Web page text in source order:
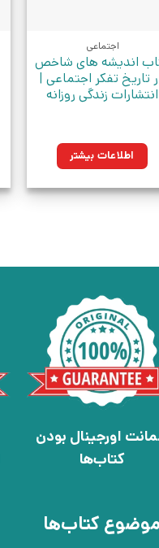
اجتماعی
اندیشه های شاخص
تاریخ تفکر اجتماعی |
انتشارات زندگی روزانه
اطلاعات بیشتر
اورجینال بودن
کتاب‌ها
موضوع کتاب‌ها